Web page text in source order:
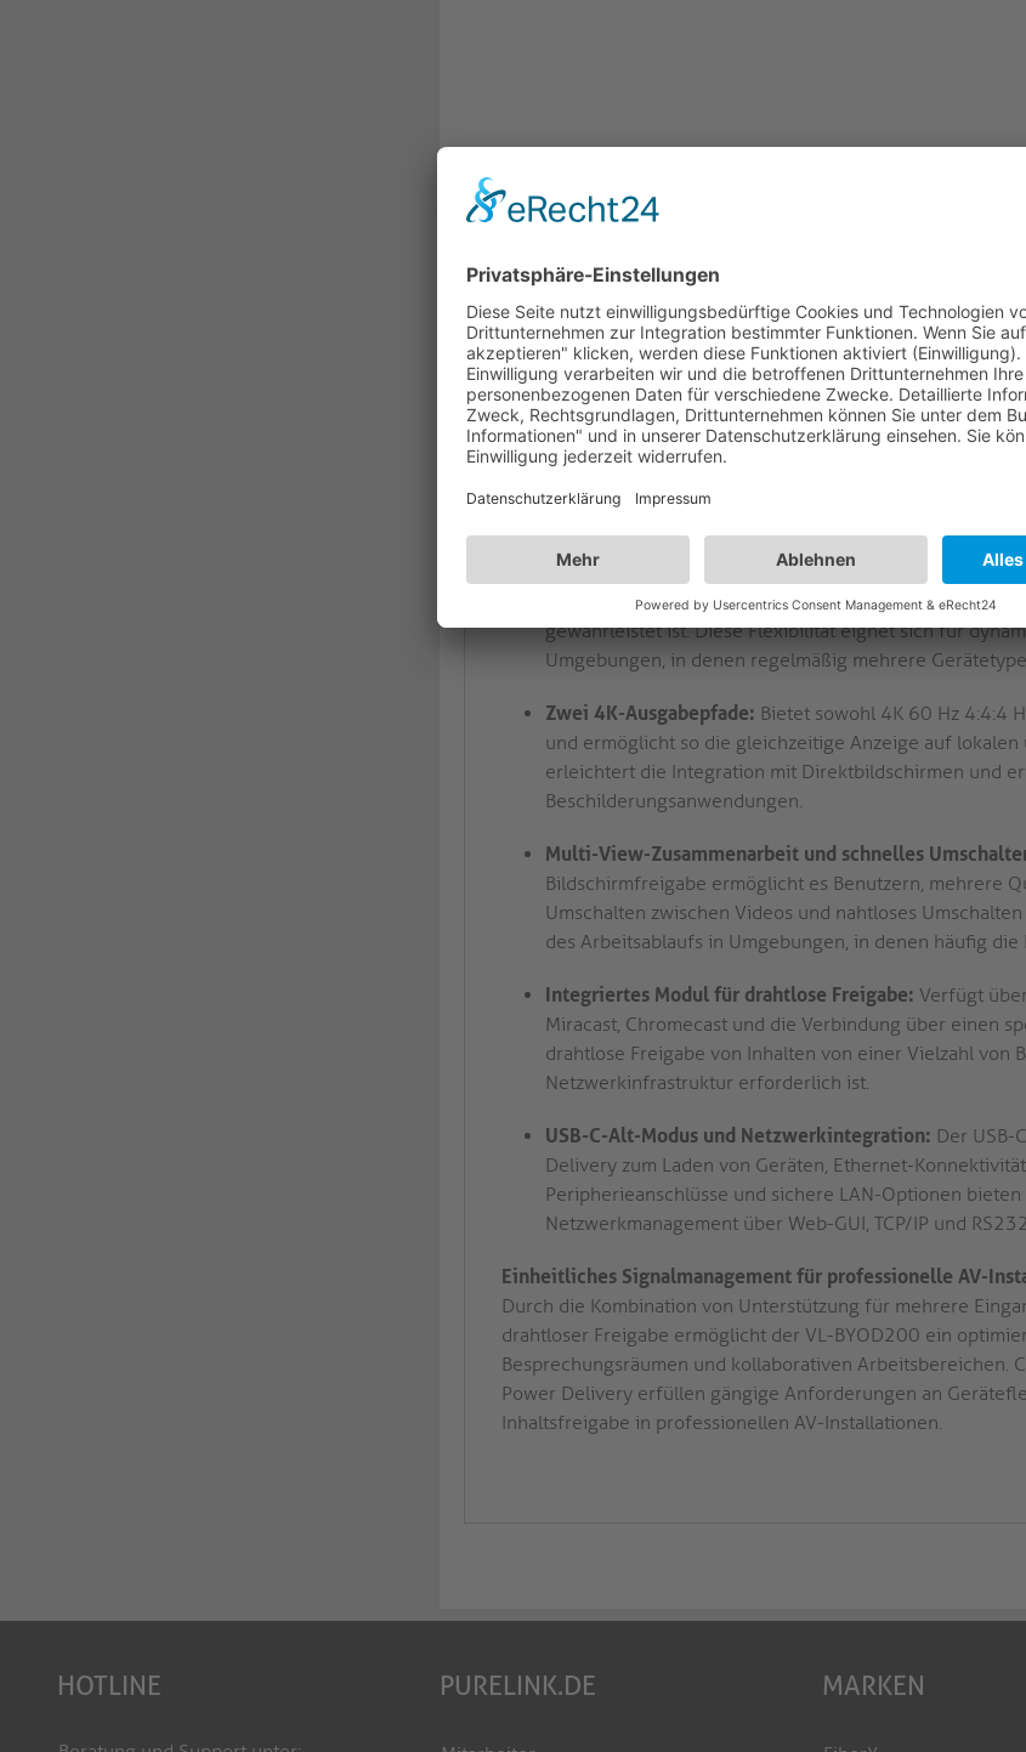
BESCHREIBUNG
Vuelogic – BYOD Multi-View / Multi-Device
VL-BYOD200 – Multi-Input-4K-Collaboration-Switcher:
Der VL-BYOD200 integriert mehrere hochauflösende AV-
HDMI-, USB-C- und HDBaseT-Konnektivität für eine flexible
Arbeitsbereichen und hybriden Umgebungen. Die
kabellose Präsentationsabläufe und ermöglicht die
Miracast, Chromecast und einen dedizierten Dongle. Mit
Netzwerkverwaltungsoptionen und USB-C Power Delivery
denen schnelles Umschalten, das Aufladen von Geräten
Umfassende 4K-Eingangsoptionen:Unterstützt 4K 30
Vielzahl von Quellgeräten unterstützt wird und die
gewährleistet ist. Diese Flexibilität eignet sich für
Umgebungen, in denen regelmäßig mehrere
Zwei 4K-Ausgabepfade: Bietet sowohl 4K 60 Hz 4:4:4
und ermöglicht so die gleichzeitige Anzeige auf
erleichtert die Integration mit Direktbildschirmen und
Beschilderungsanwendungen.
Multi-View-Zusammenarbeit und schnelles
Bildschirmfreigabe ermöglicht es Benutzern, mehrere
Umschalten zwischen Videos und nahtloses
des Arbeitsablaufs in Umgebungen, in denen häufig
Integriertes Modul für drahtlose Freigabe: Verfügt
Miracast, Chromecast und die Verbindung über einen
drahtlose Freigabe von Inhalten von einer Vielzahl von
Netzwerkinfrastruktur erforderlich ist.
USB-C-Alt-Modus und Netzwerkintegration: Der USB-
Delivery zum Laden von Geräten, Ethernet-
Peripherieanschlüsse und sichere LAN-Optionen
Netzwerkmanagement über Web-GUI, TCP/IP und
Einheitliches Signalmanagement für professionelle AV-
Durch die Kombination von Unterstützung für mehrere
drahtloser Freigabe ermöglicht der VL-BYOD200 ein
Besprechungsräumen und kollaborativen Arbeitsbereichen.
Power Delivery erfüllen gängige Anforderungen an
Inhaltsfreigabe in professionellen AV-Installationen.
HOTLINE PURELINK.DE MARKEN